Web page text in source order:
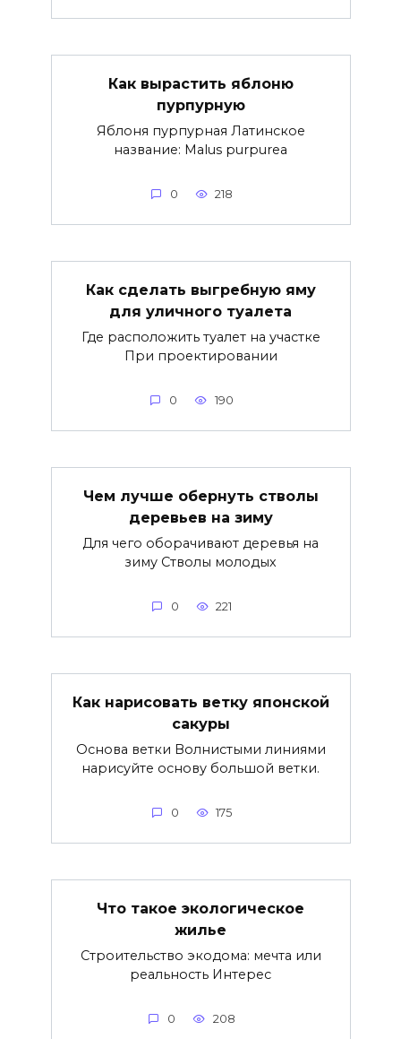
Как вырастить яблоню
пурпурную
Яблоня пурпурная Латинское
название: Malus purpurea
0 218
Как сделать выгребную яму
для уличного туалета
Где расположить туалет на участке
При проектировании
0 190
Чем лучше обернуть стволы
деревьев на зиму
Для чего оборачивают деревья на
зиму Стволы молодых
0 221
Как нарисовать ветку японской
сакуры
Основа ветки Волнистыми линиями
нарисуйте основу большой ветки.
0 175
Что такое экологическое
жилье
Строительство экодома: мечта или
реальность Интерес
0 208